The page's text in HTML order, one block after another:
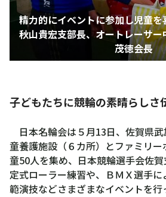
精力的にイベントに参加し児童
秋山貴宏支部長、オートレーサ
茂徳会長
子どもたちに競輪の素晴らしさ
日本名輪会は５月13日、佐賀県
童養護施設（６カ所）とファミリ
童50人を集め、日本競輪選手会佐
定式ローラー練習や、ＢＭＸ選手
範演技などさまざまなイベントを行